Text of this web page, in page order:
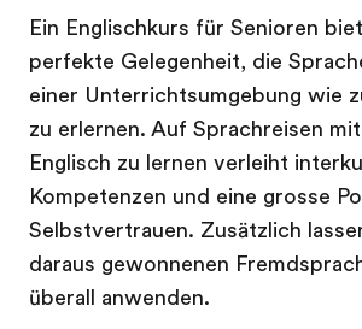
Ein Englischkurs für Senioren
perfekte Gelegenheit, die
einer Unterrichtsumgebung wie
zu erlernen. Auf Sprachreisen
Englisch zu lernen verleiht
Kompetenzen und eine grosse
Selbstvertrauen. Zusätzlich
daraus gewonnenen
überall anwenden.